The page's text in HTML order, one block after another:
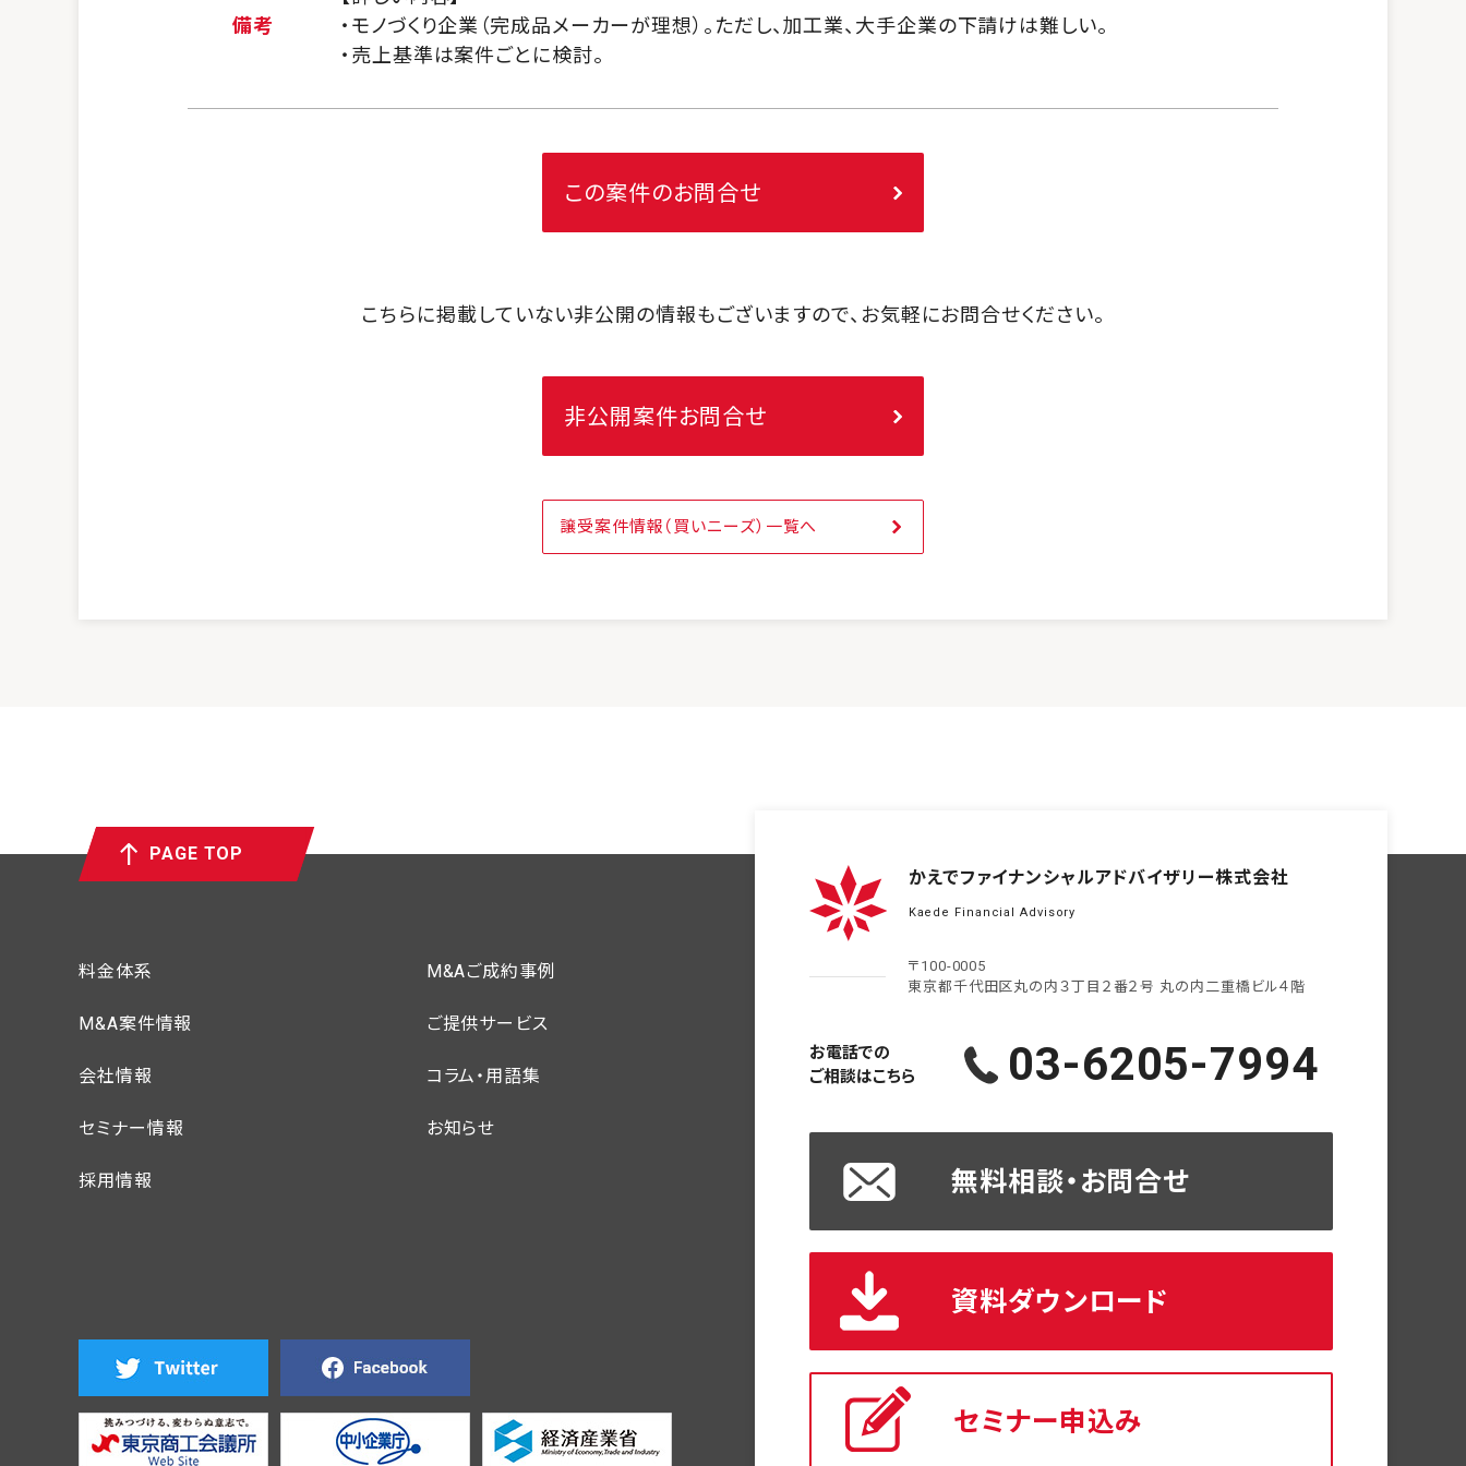
備考
・モノづくり企業（完成品メーカーが理想）。ただし、加工業、大手企業の下請けは難しい。
・売上基準は案件ごとに検討。
この案件のお問合せ
こちらに掲載していない非公開の情報もございますので、お気軽にお問合せください。
非公開案件お問合せ
譲受案件情報（買いニーズ）一覧へ
PAGE TOP
料金体系 M&Aご成約事例
M&A案件情報 ご提供サービス
会社情報 コラム・用語集
セミナー情報 お知らせ
採用情報
かえでファイナンシャルアドバイザリー株式会社
Kaede Financial Advisory
〒100-0005
東京都千代田区丸の内３丁目２番２号 丸の内二重橋ビル４階
お電話での
ご相談はこちら
03-6205-7994
無料相談・お問合せ
資料ダウンロード
セミナー申込み